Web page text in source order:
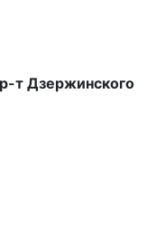
т Дзержинского